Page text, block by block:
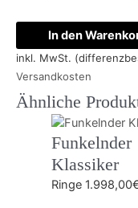
In den
inkl. MwSt.
Versandkosten
Ähnliche
Funkelnder
Klassiker
Ringe 1.998,00